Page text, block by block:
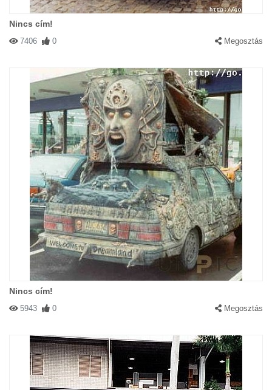
Nincs cím!
7406 0 Megosztás
Nincs cím!
5943 0 Megosztás